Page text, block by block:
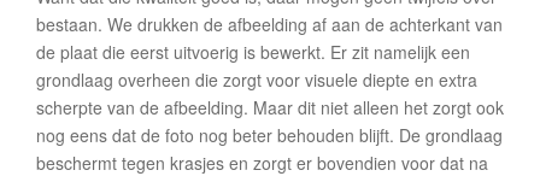
bestaan. We drukken de afbeelding af aan de achterkant van
de plaat die eerst uitvoerig is bewerkt. Er zit namelijk een
grondlaag overheen die zorgt voor visuele diepte en extra
scherpte van de afbeelding. Maar dit niet alleen het zorgt ook
nog eens dat de foto nog beter behouden blijft. De grondlaag
beschermt tegen krasjes en zorgt er bovendien voor dat na